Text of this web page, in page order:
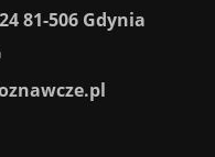
81-506 Gdynia